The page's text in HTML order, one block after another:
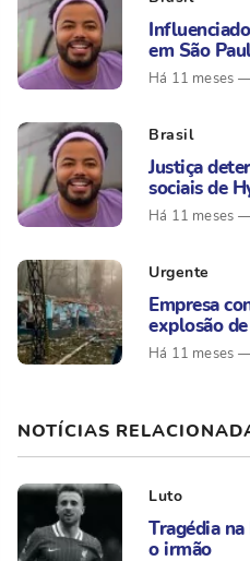
em São
Há 11 meses
Brasil
Justiça
sociais de
Há 11 meses
Urgente
Empresa
explosão
Há 11 meses
NOTÍCIAS
Luto
Tragédia
o irmão